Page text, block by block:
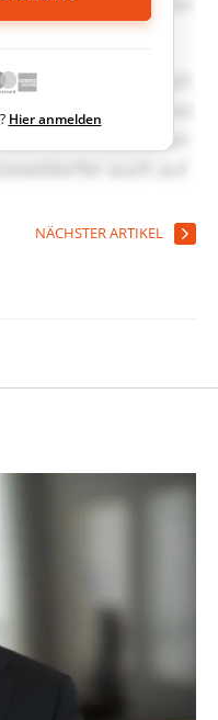
Hier anmelden
NÄCHSTER ARTIKEL